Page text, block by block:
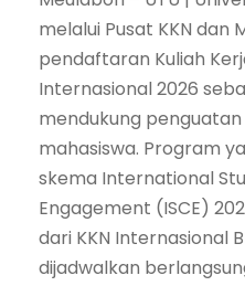
melalui Pusat KKN dan
pendaftaran Kuliah
Internasional 2026
mendukung
mahasiswa. Program
skema International
Engagement (ISCE)
dari KKN Internasional
dijadwalkan